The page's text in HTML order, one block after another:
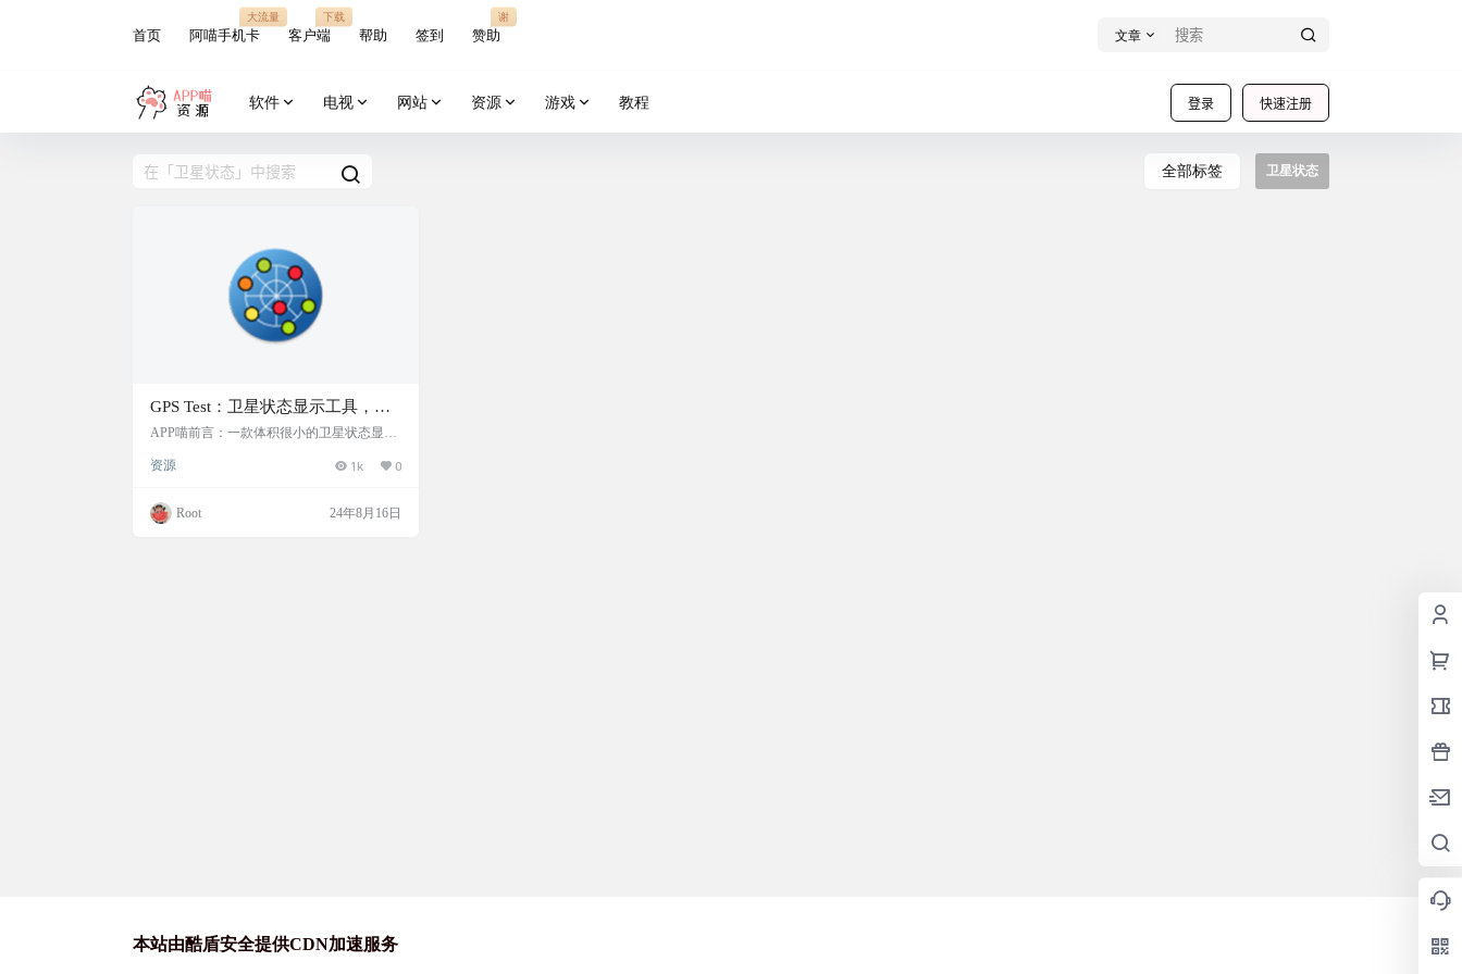
首页 阿喵手机卡
大流量
客户端
下载
帮助 签到 赞助
谢
文章
登录 快速注册
软件 电视 网站 资源 游戏 教程
全部标签 卫星状态
GPS Test：卫星状态显示工具，支
持显示各国的各种卫星系统信号与
APP喵前言：一款体积很小的卫星状态显示
度等，支持简易的导航指引功能。 软件简介
oid应用，它提供了全面的卫星状态显示功
能，包括经纬度、海拔、方位和实时速度等
资源 1k 0
Root 24年8月16日
本站由酷盾安全提供CDN加速服务